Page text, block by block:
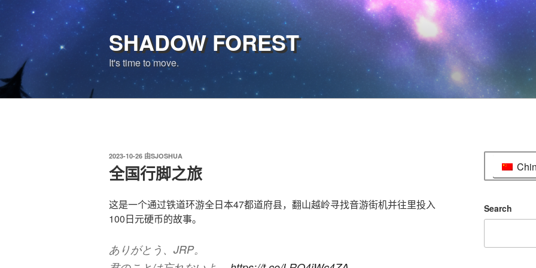
跳
内
SHADOW FOREST
It's time to move.
发
布
于
2023-10-26 由SJOSHUA
全国行脚之旅
这是一个通过铁道环游全日本47都道府县，翻山越岭寻找音游街机并往里投入
100日元硬币的故事。
ありがとう、JRP。
Search